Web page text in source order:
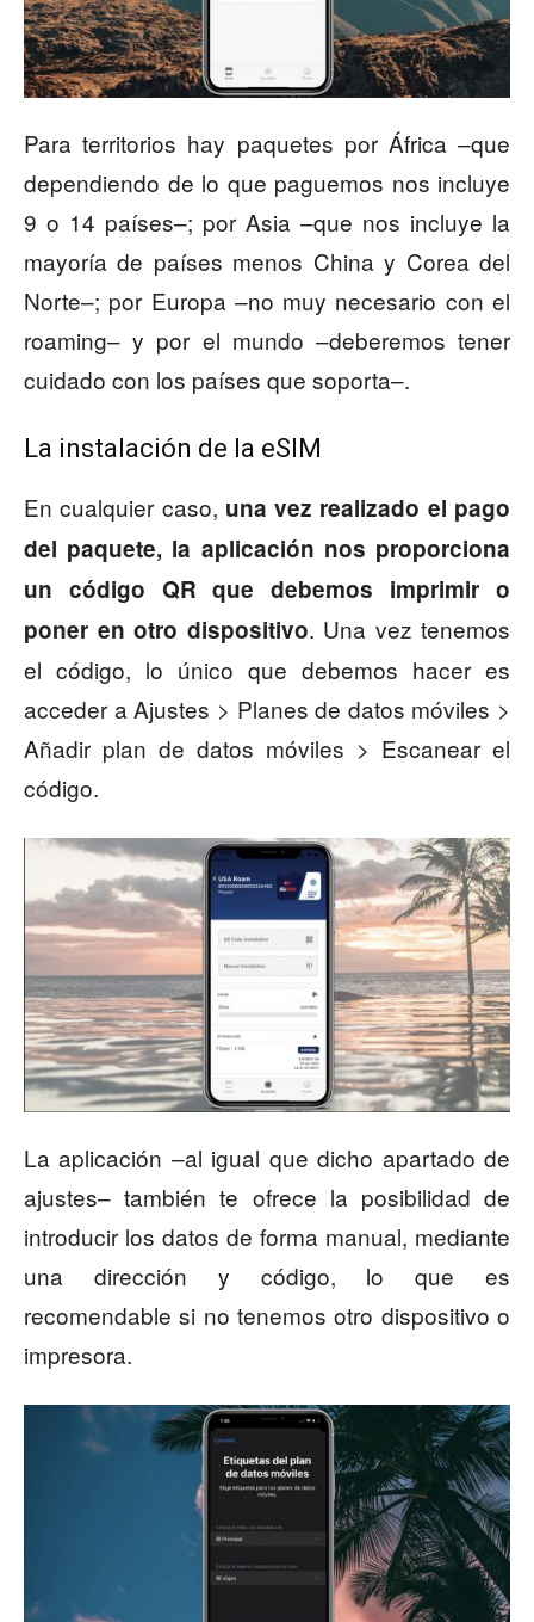
Para territorios hay paquetes por África –que
dependiendo de lo que paguemos nos incluye
9 o 14 países–; por Asia –que nos incluye la
mayoría de países menos China y Corea del
Norte–; por Europa –no muy necesario con el
roaming– y por el mundo –deberemos tener
cuidado con los países que soporta–.
La instalación de la eSIM
En cualquier caso, una vez realizado el pago
del paquete, la aplicación nos proporciona
un código QR que debemos imprimir o
poner en otro dispositivo. Una vez tenemos
el código, lo único que debemos hacer es
acceder a Ajustes > Planes de datos móviles >
Añadir plan de datos móviles > Escanear el
código.
La aplicación –al igual que dicho apartado de
ajustes– también te ofrece la posibilidad de
introducir los datos de forma manual, mediante
una dirección y código, lo que es
recomendable si no tenemos otro dispositivo o
impresora.